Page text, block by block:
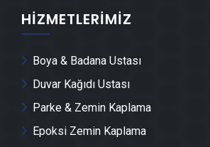
Keles Demir Doğrama Ustası
Keles Duvar Panelleri̇ Montajı
Keles Dış Cephe Kaplama Ustası
HIZMETLERIMIZ
Boya & Badana Ustası
Duvar Kağıdı Ustası
Parke & Zemin Kaplama
Epoksi Zemin Kaplama